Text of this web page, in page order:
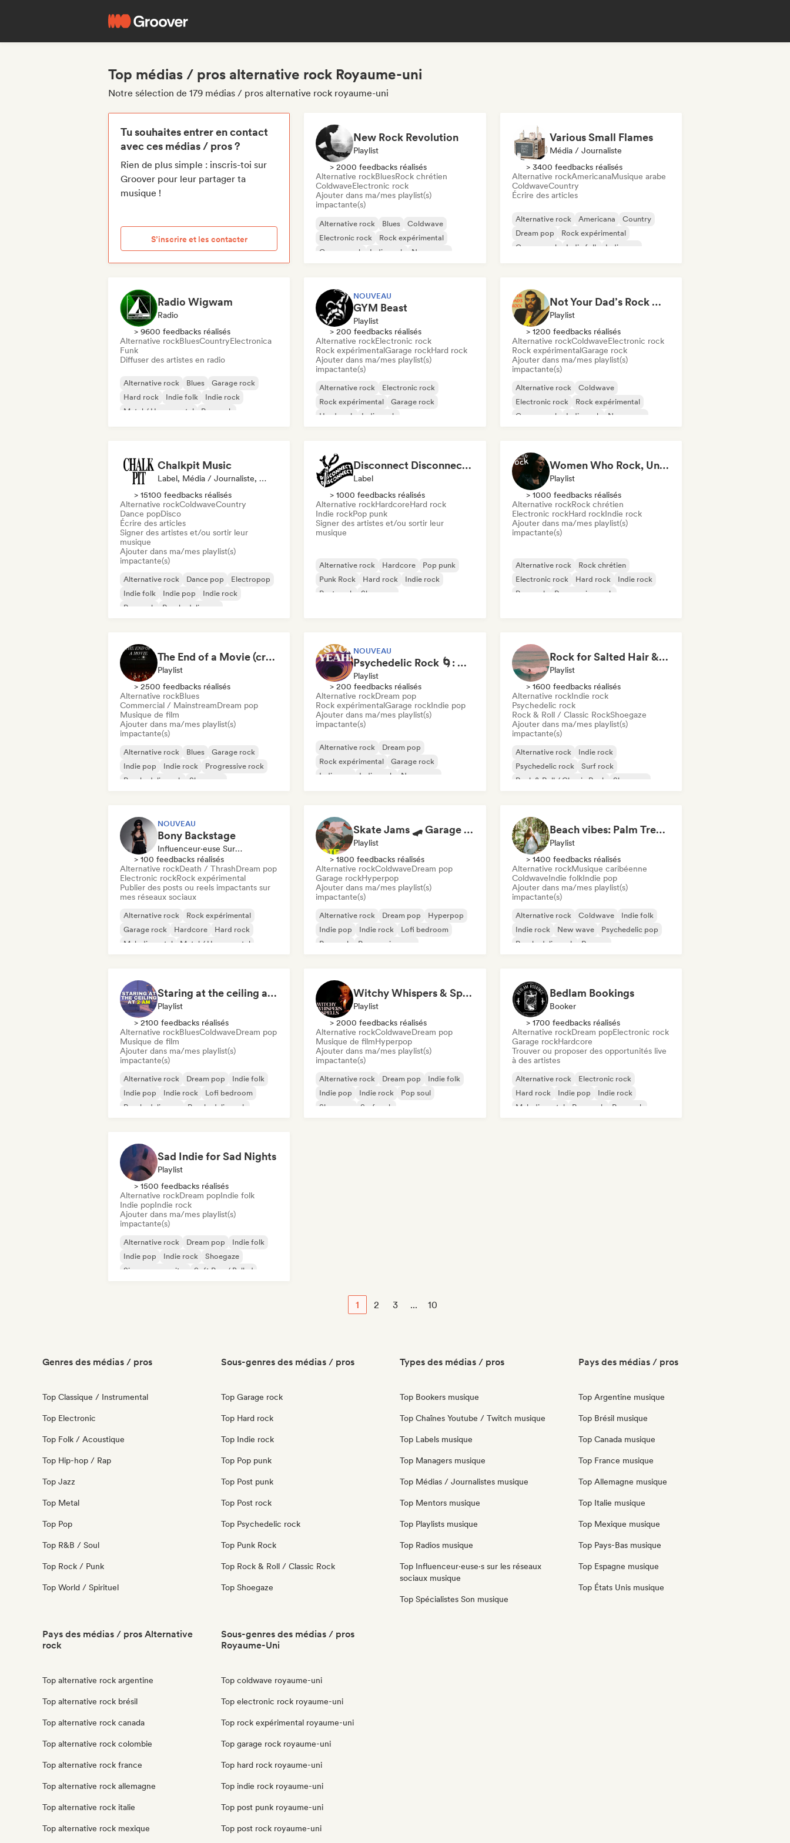
Top médias / pros alternative rock Royaume-uni
Notre sélection de 179 médias / pros alternative rock royaume-uni
Tu souhaites entrer en contact
avec ces médias / pros ?
Rien de plus simple : inscris-toi sur
Groover pour leur partager ta
musique !
S’inscrire et les contacter
New Rock Revolution
Playlist
> 2000 feedbacks réalisés
Alternative rockBluesRock chrétien
ColdwaveElectronic rock
Ajouter dans ma/mes playlist(s)
impactante(s)
Alternative rock Blues
Coldwave
Electronic rock
Rock expérimental
Garage rock
Indie rock New wave
Various Small Flames
Média / Journaliste
> 3400 feedbacks réalisés
Alternative rockAmericanaMusique arabe
ColdwaveCountry
Écrire des articles
Alternative rock Americana
Country
Dream pop
Rock expérimental
Garage rock
Indie folk Indie pop
Radio Wigwam
Radio
> 9600 feedbacks réalisés
Alternative rockBluesCountryElectronica
Funk
Diffuser des artistes en radio
Alternative rock Blues
Garage rock
Hard rock
Indie folk
Indie rock
Metal / Heavy metal
Pop rock
NOUVEAU
GYM Beast
Playlist
> 200 feedbacks réalisés
Alternative rockElectronic rock
Rock expérimentalGarage rockHard rock
Ajouter dans ma/mes playlist(s)
impactante(s)
Alternative rock
Electronic rock
Rock expérimental
Garage rock
Hard rock
Indie rock
Not Your Dad’s Rock 🤘 Garage Rock, Alt-Rock & Indie Anthems
Playlist
> 1200 feedbacks réalisés
Alternative rockColdwaveElectronic rock
Rock expérimentalGarage rock
Ajouter dans ma/mes playlist(s)
impactante(s)
Alternative rock
Coldwave
Electronic rock
Rock expérimental
Garage rock
Indie rock
New wave
Chalkpit Music
Label, Média / Journaliste, Playlist
> 15100 feedbacks réalisés
Alternative rockColdwaveCountry
Dance popDisco
Écrire des articles
Signer des artistes et/ou sortir leur
musique
Ajouter dans ma/mes playlist(s)
impactante(s)
Alternative rock Dance pop
Electropop
Indie folk
Indie pop
Indie rock
Pop rock
Psychedelic pop
Disconnect Disconnect Records
Label
> 1000 feedbacks réalisés
Alternative rockHardcoreHard rock
Indie rockPop punk
Signer des artistes et/ou sortir leur
musique
Alternative rock Hardcore
Pop punk
Punk Rock
Hard rock
Indie rock
Post punk
Shoegaze
Women Who Rock, Unapologetically
Playlist
> 1000 feedbacks réalisés
Alternative rockRock chrétien
Electronic rockHard rockIndie rock
Ajouter dans ma/mes playlist(s)
impactante(s)
Alternative rock
Rock chrétien
Electronic rock
Hard rock
Indie rock
Pop rock
Progressive rock
The End of a Movie (credit scenes) 🎞️ Cinematic Dream Pop & Bedroom Indie
Playlist
> 2500 feedbacks réalisés
Alternative rockBlues
Commercial / MainstreamDream pop
Musique de film
Ajouter dans ma/mes playlist(s)
impactante(s)
Alternative rock Blues
Garage rock
Indie pop
Indie rock
Progressive rock
Psychedelic rock
Shoegaze
NOUVEAU
Psychedelic Rock 🌀: Modern Psych & Turkish Vibes
Playlist
> 200 feedbacks réalisés
Alternative rockDream pop
Rock expérimentalGarage rockIndie pop
Ajouter dans ma/mes playlist(s)
impactante(s)
Alternative rock
Dream pop
Rock expérimental
Garage rock
Indie pop
Indie rock
New wave
Rock for Salted Hair & Sandy Toes
Playlist
> 1600 feedbacks réalisés
Alternative rockIndie rock
Psychedelic rock
Rock & Roll / Classic RockShoegaze
Ajouter dans ma/mes playlist(s)
impactante(s)
Alternative rock
Indie rock
Psychedelic rock
Surf rock
Rock & Roll / Classic Rock
Shoegaze
NOUVEAU
Bony Backstage
Influenceur·euse Sur Les Réseaux Sociaux
> 100 feedbacks réalisés
Alternative rockDeath / ThrashDream pop
Electronic rockRock expérimental
Publier des posts ou reels impactants sur
mes réseaux sociaux
Alternative rock
Rock expérimental
Garage rock
Hardcore
Hard rock
Melodic metal
Metal / Heavy metal
Skate Jams 🛹 Garage Rock, Surf Rock & Neo-Psych
Playlist
> 1800 feedbacks réalisés
Alternative rockColdwaveDream pop
Garage rockHyperpop
Ajouter dans ma/mes playlist(s)
impactante(s)
Alternative rock Dream pop
Hyperpop
Indie pop
Indie rock
Lofi bedroom
Pop rock
Progressive pop
Beach vibes: Palm Tree Breezes 🌴 Indie Folk, Acoustic & Singer-Songwriter
Playlist
> 1400 feedbacks réalisés
Alternative rockMusique caribéenne
ColdwaveIndie folkIndie pop
Ajouter dans ma/mes playlist(s)
impactante(s)
Alternative rock Coldwave
Indie folk
Indie rock
New wave
Psychedelic pop
Psychedelic rock
Reggae
Staring at the ceiling at 2am
Playlist
> 2100 feedbacks réalisés
Alternative rockBluesColdwaveDream pop
Musique de film
Ajouter dans ma/mes playlist(s)
impactante(s)
Alternative rock Dream pop
Indie folk
Indie pop
Indie rock
Lofi bedroom
Psychedelic pop
Psychedelic rock
Witchy Whispers & Spells 🔮 Ethereal Art Pop & Dream Pop
Playlist
> 2000 feedbacks réalisés
Alternative rockColdwaveDream pop
Musique de filmHyperpop
Ajouter dans ma/mes playlist(s)
impactante(s)
Alternative rock Dream pop
Indie folk
Indie pop
Indie rock
Pop soul
Shoegaze
Surf rock
Bedlam Bookings
Booker
> 1700 feedbacks réalisés
Alternative rockDream popElectronic rock
Garage rockHardcore
Trouver ou proposer des opportunités live
à des artistes
Alternative rock
Electronic rock
Hard rock
Indie pop
Indie rock
Melodic metal
Pop punk Pop rock
Sad Indie for Sad Nights
Playlist
> 1500 feedbacks réalisés
Alternative rockDream popIndie folk
Indie popIndie rock
Ajouter dans ma/mes playlist(s)
impactante(s)
Alternative rock Dream pop
Indie folk
Indie pop
Indie rock
Shoegaze
Singer-songwriter
Soft Pop / Ballad
1 2 3 ... 10
Genres des médias / pros
Top Classique / Instrumental
Top Electronic
Top Folk / Acoustique
Top Hip-hop / Rap
Top Jazz
Top Metal
Top Pop
Top R&B / Soul
Top Rock / Punk
Top World / Spirituel
Sous-genres des médias / pros
Top Garage rock
Top Hard rock
Top Indie rock
Top Pop punk
Top Post punk
Top Post rock
Top Psychedelic rock
Top Punk Rock
Top Rock & Roll / Classic Rock
Top Shoegaze
Types des médias / pros
Top Bookers musique
Top Chaînes Youtube / Twitch musique
Top Labels musique
Top Managers musique
Top Médias / Journalistes musique
Top Mentors musique
Top Playlists musique
Top Radios musique
Top Influenceur·euse·s sur les réseaux
sociaux musique
Top Spécialistes Son musique
Pays des médias / pros
Top Argentine musique
Top Brésil musique
Top Canada musique
Top France musique
Top Allemagne musique
Top Italie musique
Top Mexique musique
Top Pays-Bas musique
Top Espagne musique
Top États Unis musique
Pays des médias / pros Alternative
rock
Top alternative rock argentine
Top alternative rock brésil
Top alternative rock canada
Top alternative rock colombie
Top alternative rock france
Top alternative rock allemagne
Top alternative rock italie
Top alternative rock mexique
Sous-genres des médias / pros
Royaume-Uni
Top coldwave royaume-uni
Top electronic rock royaume-uni
Top rock expérimental royaume-uni
Top garage rock royaume-uni
Top hard rock royaume-uni
Top indie rock royaume-uni
Top post punk royaume-uni
Top post rock royaume-uni